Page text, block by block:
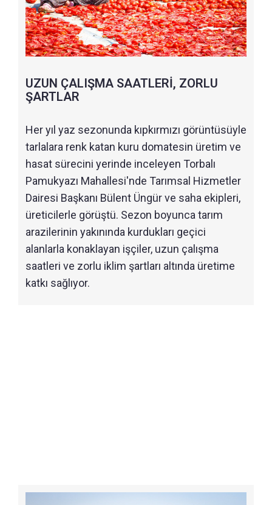
UZUN ÇALIŞMA SAATLERİ, ZORLU
ŞARTLAR
Her yıl yaz sezonunda kıpkırmızı görüntüsüyle
tarlalara renk katan kuru domatesin üretim ve
hasat sürecini yerinde inceleyen Torbalı
Pamukyazı Mahallesi'nde Tarımsal Hizmetler
Dairesi Başkanı Bülent Üngür ve saha ekipleri,
üreticilerle görüştü. Sezon boyunca tarım
arazilerinin yakınında kurdukları geçici
alanlarla konaklayan işçiler, uzun çalışma
saatleri ve zorlu iklim şartları altında üretime
katkı sağlıyor.